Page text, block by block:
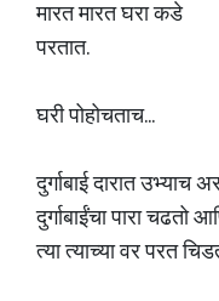
मारत मारत घरा कडे
परतात.
घरी पोहोचताच...
दुर्गाबाई दारात
दुर्गाबाईंचा पारा चढतो
त्या त्याच्या वर परत